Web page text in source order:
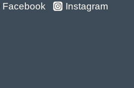
Facebook Instagram